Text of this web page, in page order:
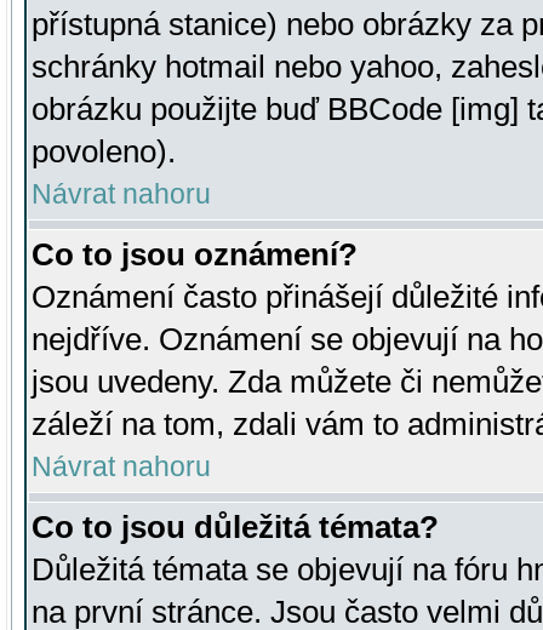
přístupná stanice) nebo obrázky za
schránky hotmail nebo yahoo,
obrázku použijte buď BBCode [img]
povoleno).
Návrat nahoru
Co to jsou oznámení?
Oznámení často přinášejí důležité
nejdříve. Oznámení se objevují na
jsou uvedeny. Zda můžete či
záleží na tom, zdali vám to
Návrat nahoru
Co to jsou důležitá témata?
Důležitá témata se objevují na fóru
na první stránce. Jsou často velmi